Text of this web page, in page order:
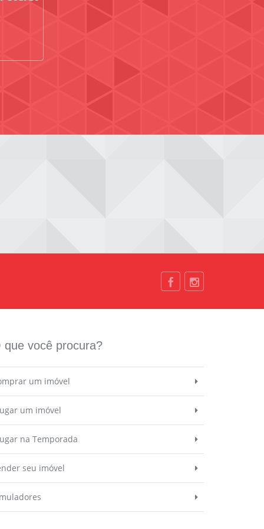
que você procura?
um imóvel
um imóvel
na Temporada
seu imóvel